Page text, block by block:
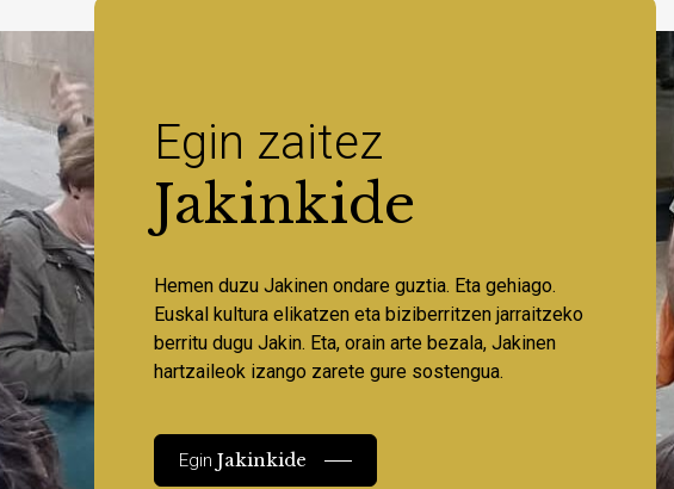
Egin zaitez
Jakinkide
Hemen duzu Jakinen ondare guztia. Eta gehiago.
Euskal kultura elikatzen eta biziberritzen jarraitzeko
berritu dugu Jakin. Eta, orain arte bezala, Jakinen
hartzaileok izango zarete gure sostengua.
EginJakinkide